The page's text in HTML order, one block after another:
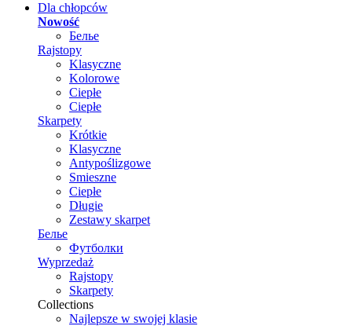
Dla chłopców
Nowość
Белье
Rajstopy
Klasyczne
Kolorowe
Ciepłe
Ciepłe
Skarpety
Krótkie
Klasyczne
Antypoślizgowe
Smieszne
Ciepłe
Długie
Zestawy skarpet
Белье
Футболки
Wyprzedaż
Rajstopy
Skarpety
Collections
Najlepsze w swojej klasie